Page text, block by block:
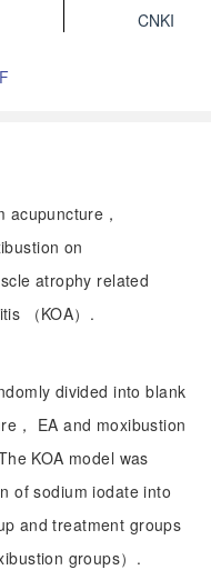
CNKI
，
on
atrophy related
（KOA）.
divided into blank
， EA and moxibustion
KOA model was
of sodium iodate into
and treatment groups
groups）.